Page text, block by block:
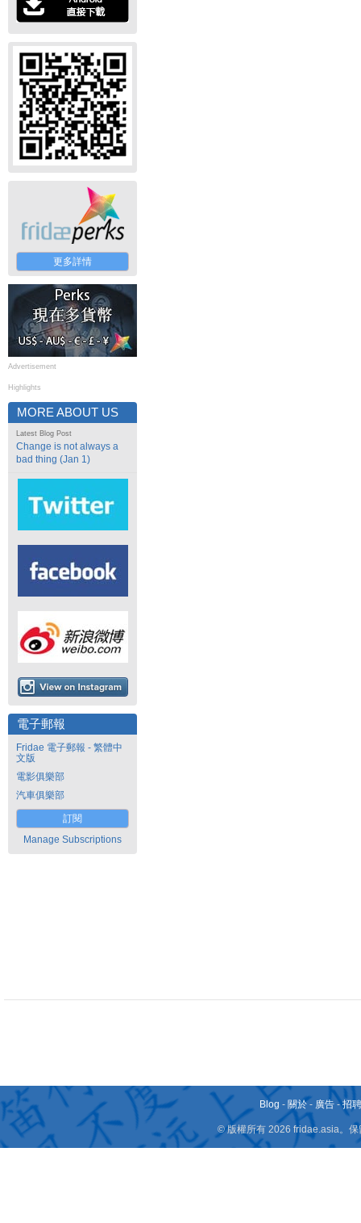
更多詳情
Advertisement
Highlights
MORE ABOUT US
Latest Blog Post
Change is not always a
bad thing (Jan 1)
電子郵報
Fridae 電子郵報 - 繁體中
文版
電影俱樂部
汽車俱樂部
訂閱
Manage Subscriptions
Blog - 關於 - 廣告 -招
© 版權所有 2026 fridae.asia。